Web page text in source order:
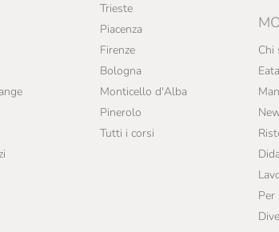
Trieste
Piacenza
Firenze
Bologna
Monticello d'Alba
Pinerolo
Tutti i corsi
Chi
Per